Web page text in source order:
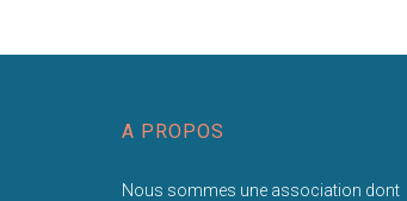
A PROPOS
Nous sommes une association dont